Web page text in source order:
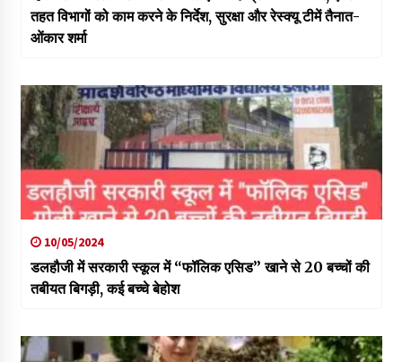
तहत विभागों को काम करने के निर्देश, सुरक्षा और रेस्क्यू टीमें तैनात-
ओंकार शर्मा
10/05/2024
डलहौजी में सरकारी स्कूल में “फॉलिक एसिड” खाने से 20 बच्चों की
तबीयत बिगड़ी, कई बच्चे बेहोश